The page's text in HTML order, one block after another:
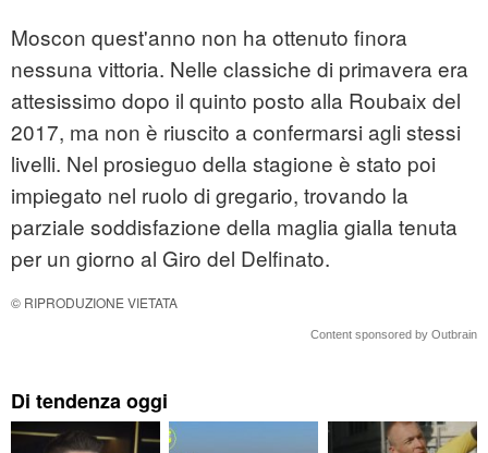
Moscon quest'anno non ha ottenuto finora
nessuna vittoria. Nelle classiche di primavera era
attesissimo dopo il quinto posto alla Roubaix del
2017, ma non è riuscito a confermarsi agli stessi
livelli. Nel prosieguo della stagione è stato poi
impiegato nel ruolo di gregario, trovando la
parziale soddisfazione della maglia gialla tenuta
per un giorno al Giro del Delfinato.
© RIPRODUZIONE VIETATA
Content sponsored by Outbrain
Di tendenza oggi